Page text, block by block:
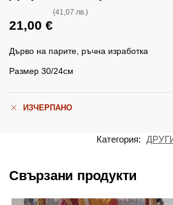
21,00 €
(41,07 лв.)
Дърво на парите, ръчна изработка
Размер 30/24см
ИЗЧЕРПАНО
Категория:
Свързани продукти